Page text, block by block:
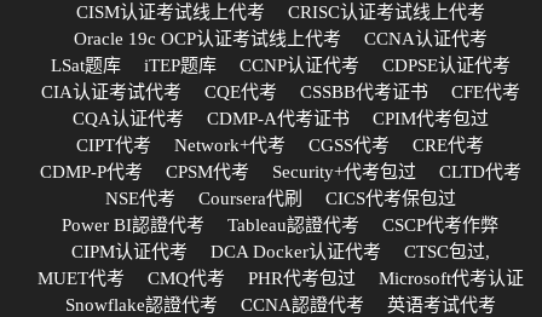
CISM认证考试线上代考
CRISC认证考试线上代考
Oracle 19c OCP认证考试线上代考
CCNA认证代考
LSat题库
iTEP题库 CCNP认证代考
CDPSE认证代考
CIA认证考试代考
CQE代考 CSSBB代考证书
CFE代考
CQA认证代考
CDMP-A代考证书
CPIM代考包过
CIPT代考
Network+代考 CGSS代考
CRE代考
CDMP-P代考
CPSM代考 Security+代考包过
CLTD代考
NSE代考
Coursera代刷
CICS代考保包过
Power BI認證代考
Tableau認證代考
CSCP代考作弊
CIPM认证代考
DCA Docker认证代考
CTSC包过,
MUET代考
CMQ代考 PHR代考包过
Microsoft代考认证
Snowflake認證代考
CCNA認證代考
英语考试代考